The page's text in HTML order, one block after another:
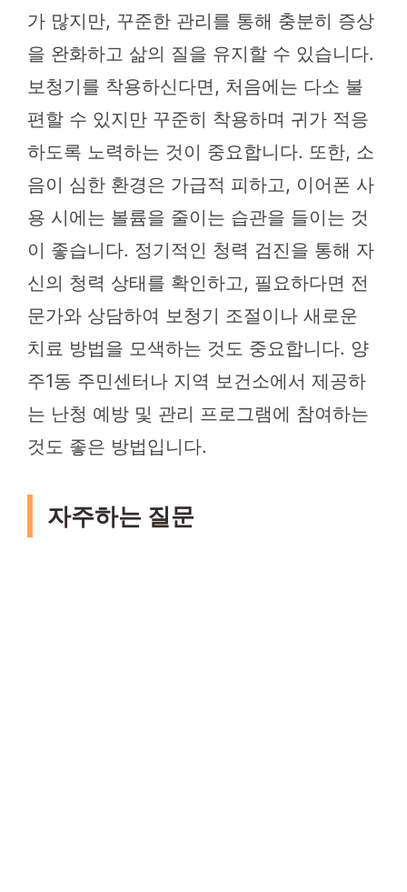
가 많지만, 꾸준한 관리를 통해 충분히 증상
을 완화하고 삶의 질을 유지할 수 있습니다.
보청기를 착용하신다면, 처음에는 다소 불
편할 수 있지만 꾸준히 착용하며 귀가 적응
하도록 노력하는 것이 중요합니다. 또한, 소
음이 심한 환경은 가급적 피하고, 이어폰 사
용 시에는 볼륨을 줄이는 습관을 들이는 것
이 좋습니다. 정기적인 청력 검진을 통해 자
신의 청력 상태를 확인하고, 필요하다면 전
문가와 상담하여 보청기 조절이나 새로운
치료 방법을 모색하는 것도 중요합니다. 양
주1동 주민센터나 지역 보건소에서 제공하
는 난청 예방 및 관리 프로그램에 참여하는
것도 좋은 방법입니다.
자주하는 질문